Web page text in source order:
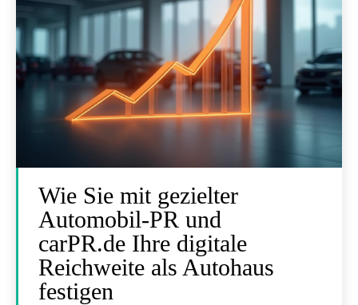
Wie Sie mit gezielter
Automobil-PR und
carPR.de Ihre digitale
Reichweite als Autohaus
festigen